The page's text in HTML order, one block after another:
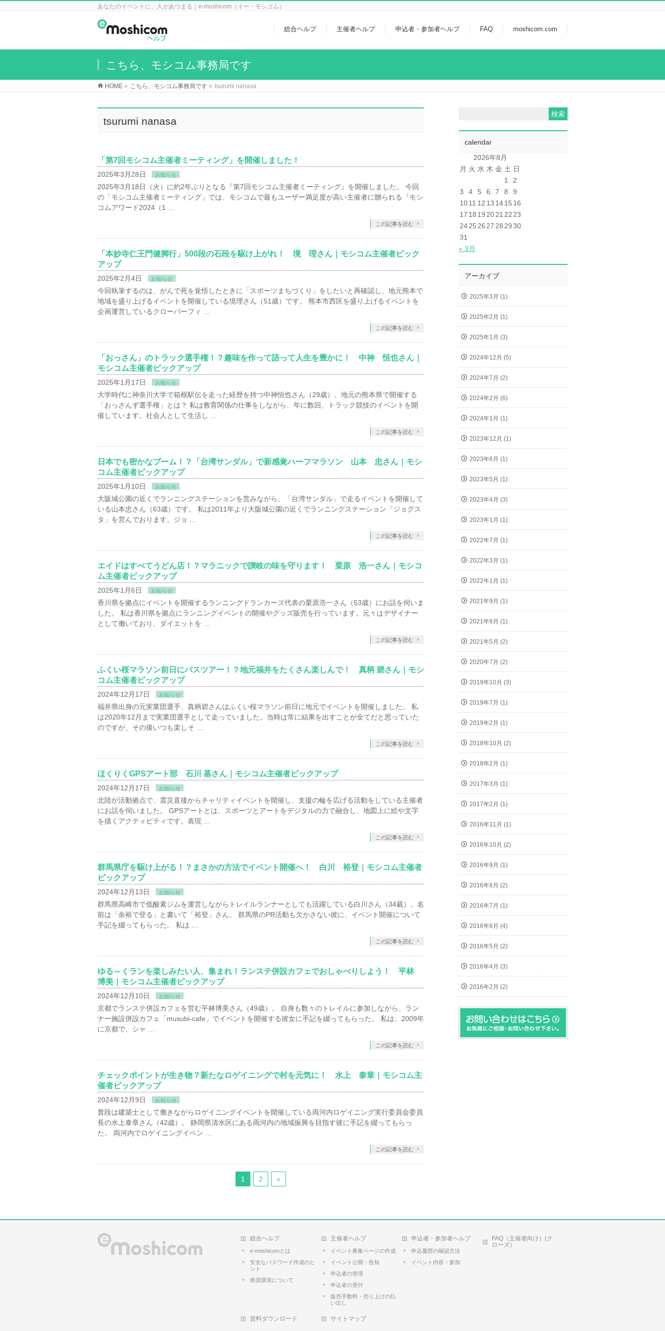
あなたのイベントに、人があつまる｜e-moshicom（イー・モシコム）
総合ヘルプ 主催者ヘルプ 申込者・参加者ヘルプ FAQ moshicom.com
こちら、モシコム事務局です
HOME » こちら、モシコム事務局です » tsurumi nanasa
tsurumi nanasa
「第7回モシコム主催者ミーティング」を開催しました！
2025年3月28日 お知らせ
2025年3月18日（火）に約2年ぶりとなる『第7回モシコム主催者ミーティング』を開催しました。 今回
の「モシコム主催者ミーティング」では、モシコムで最もユーザー満足度が高い主催者に贈られる『モシ
コムアワード2024（1 …
この記事を読む
「本妙寺仁王門健脚行」500段の石段を駆け上がれ！ 境 理さん｜モシコム主催者ピック
アップ
2025年2月4日 お知らせ
今回執筆するのは、がんで死を覚悟したときに「スポーツまちづくり」をしたいと再確認し、地元熊本で
地域を盛り上げるイベントを開催している境理さん（51歳）です。 熊本市西区を盛り上げるイベントを
企画運営しているクローバーフィ …
この記事を読む
「おっさん」のトラック選手権！？趣味を作って語って人生を豊かに！ 中神 恒也さん｜
モシコム主催者ピックアップ
2025年1月17日 お知らせ
大学時代に神奈川大学で箱根駅伝を走った経歴を持つ中神恒也さん（29歳）。地元の熊本県で開催する
「おっさんず選手権」とは？ 私は教育関係の仕事をしながら、年に数回、トラック競技のイベントを開
催しています。社会人として生活し …
この記事を読む
日本でも密かなブーム！？「台湾サンダル」で新感覚ハーフマラソン 山本 忠さん｜モシ
コム主催者ピックアップ
2025年1月10日 お知らせ
大阪城公園の近くでランニングステーションを営みながら、「台湾サンダル」で走るイベントを開催して
いる山本忠さん（63歳）です。 私は2011年より大阪城公園の近くでランニングステーション「ジョグス
タ」を営んでおります。ジョ …
この記事を読む
エイドはすべてうどん店！？マラニックで讃岐の味を守ります！ 栗原 浩一さん｜モシコ
ム主催者ピックアップ
2025年1月6日 お知らせ
香川県を拠点にイベントを開催するランニングドランカーズ代表の栗原浩一さん（53歳）にお話を伺いま
した。 私は香川県を拠点にランニングイベントの開催やグッズ販売を行っています。元々はデザイナー
として働いており、ダイエットを …
この記事を読む
ふくい桜マラソン前日にバスツアー！？地元福井をたくさん楽しんで！ 真柄 碧さん｜モシ
コム主催者ピックアップ
2024年12月17日 お知らせ
福井県出身の元実業団選手、真柄碧さんはふくい桜マラソン前日に地元でイベントを開催しました。 私
は2020年12月まで実業団選手として走っていました。当時は常に結果を出すことが全てだと思っていた
のですが、その後いつも楽しそ …
この記事を読む
ほくりくGPSアート部 石川 基さん｜モシコム主催者ピックアップ
2024年12月17日 お知らせ
北陸が活動拠点で、震災直後からチャリティイベントを開催し、支援の輪を広げる活動をしている主催者
にお話を伺いました。 GPSアートとは、スポーツとアートをデジタルの力で融合し、地図上に絵や文字
を描くアクティビティです。表現 …
この記事を読む
群馬県庁を駆け上がる！？まさかの方法でイベント開催へ！ 白川 裕登｜モシコム主催者
ピックアップ
2024年12月13日 お知らせ
群馬県高崎市で低酸素ジムを運営しながらトレイルランナーとしても活躍している白川さん（34裁）。名
前は「余裕で登る」と書いて「裕登」さん。 群馬県のPR活動も欠かさない彼に、イベント開催について
手記を綴ってもらった。 私は …
この記事を読む
ゆる～くランを楽しみたい人、集まれ！ランステ併設カフェでおしゃべりしよう！ 平林
博美｜モシコム主催者ピックアップ
2024年12月10日 お知らせ
京都でランステ併設カフェを営む平林博美さん（49歳）。 自身も数々のトレイルに参加しながら、ラン
ナー施設併設カフェ「musubi-cafe」でイベントを開催する彼女に手記を綴ってもらった。 私は、2009年
に京都で、シャ …
この記事を読む
チェックポイントが生き物？新たなロゲイニングで村を元気に！ 水上 泰章｜モシコム主
催者ピックアップ
2024年12月9日 お知らせ
普段は建築士として働きながらロゲイニングイベントを開催している両河内ロゲイニング実行委員会委員
長の水上泰章さん（42歳）。 静岡県清水区にある両河内の地域振興を目指す彼に手記を綴ってもらっ
た。 両河内でロゲイニングイベン …
この記事を読む
1 2 »
calendar
2026年8月
月 火 水 木 金 土 日
1
2
3
4 5 6 7 8
9
1011 12 13 1415 16
17 18 19 2021 22 23
2425 26 27 28 2930
31
« 3月
アーカイブ
2025年3月 (1)
2025年2月 (1)
2025年1月 (3)
2024年12月 (5)
2024年7月 (2)
2024年2月 (6)
2024年1月 (1)
2023年12月 (1)
2023年6月 (1)
2023年5月 (1)
2023年4月 (3)
2023年1月 (1)
2022年7月 (1)
2022年3月 (1)
2022年1月 (1)
2021年9月 (1)
2021年8月 (1)
2021年5月 (2)
2020年7月 (2)
2019年10月 (3)
2019年7月 (1)
2019年2月 (1)
2018年10月 (2)
2018年2月 (1)
2017年3月 (1)
2017年2月 (1)
2016年11月 (1)
2016年10月 (2)
2016年9月 (1)
2016年8月 (2)
2016年7月 (1)
2016年6月 (4)
2016年5月 (2)
2016年4月 (3)
2016年2月 (2)
総合ヘルプ
e-moshicomとは
安全なパスワード作成のヒ
ント
推奨環境について
主催者ヘルプ
イベント募集ページの作成
イベント公開・告知
申込者の管理
申込者の受付
販売手数料・売り上げの払
い出し
申込者・参加者ヘルプ
申込履歴の確認方法
イベント内容・参加
FAQ（主催者向け）(ク
ローズ）
資料ダウンロード サイトマップ